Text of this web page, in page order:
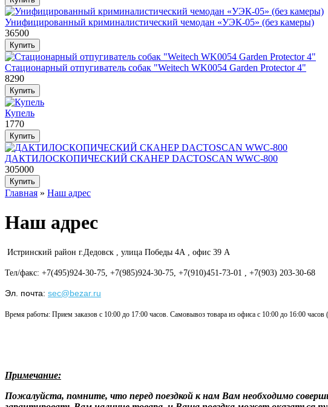
Унифицированный криминалистический чемодан «УЭК-05» (без камеры)
36500
Стационарный отпугиватель собак "Weitech WK0054 Garden Protector 4"
8290
Купель
1770
ДАКТИЛОСКОПИЧЕСКИЙ СКАНЕР DACTOSCAN WWC-800
305000
Главная » Наш адрес
Наш адрес
Истринский район г.Дедовск , улица Победы 4А , офис 39 А
Тел/факс: +7(495)924-30-75, +7(985)924-30-75, +7(910)451-73-01 , +7(903) 203-30-68
Эл. почта: sec@bezar.ru
Время работы: Прием заказов с 10:00 до 17:00 часов. Самовывоз товара из офиса с 10:00 до 16:00 часов
Примечание:
Пожалуйста, помните, что перед поездкой к нам Вам необходимо